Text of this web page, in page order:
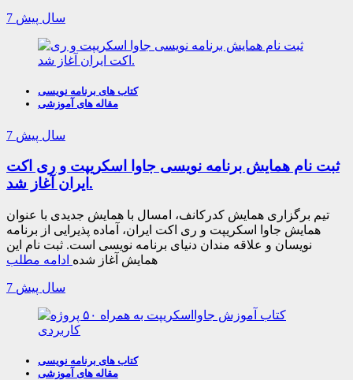
7 سال پیش
کتاب های برنامه نویسی
مقاله های آموزشی
7 سال پیش
ثبت نام همایش برنامه نویسی جاوا اسکریپت و ری اکت
ایران آغاز شد.
تیم برگزاری همایش کدرکانف، امسال با همایش جدیدی با عنوان
همایش جاوا اسکریپت و ری اکت ایران، آماده پذیرایی از برنامه
نویسان و علاقه مندان دنیای برنامه نویسی است. ثبت نام این
همایش آغاز شده ادامه مطلب
7 سال پیش
کتاب های برنامه نویسی
مقاله های آموزشی